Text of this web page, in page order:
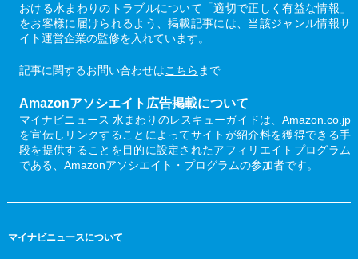
おける水まわりのトラブルについて「適切で正しく有益な情報」
をお客様に届けられるよう、掲載記事には、当該ジャンル情報サ
イト運営企業の監修を入れています。
記事に関するお問い合わせはこちら まで
Amazonアソシエイト広告掲載について
マイナビニュース 水まわりのレスキューガイドは、Amazon.co.jp
を宣伝しリンクすることによってサイトが紹介料を獲得できる手
段を提供することを目的に設定されたアフィリエイトプログラム
である、Amazonアソシエイト・プログラムの参加者です。
マイナビニュースについて